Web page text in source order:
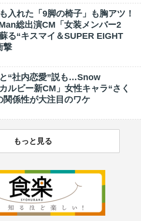
入れた「9脚の椅子」も胸アツ！
総出演CM「女装メンバー2
る“キスマイ＆SUPER EIGHT
撃
“社内恋愛”説も…Snow
ルビー新CM」女性キャラ“さく
関係性が大注目のワケ
もっと見る